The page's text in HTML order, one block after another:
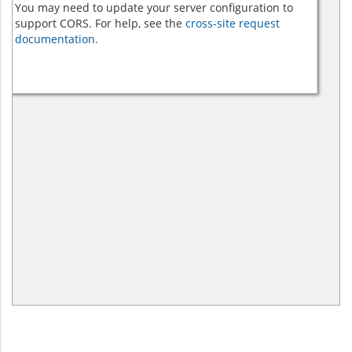
You may need to update your server configuration to
support CORS. For help, see the cross-site request
documentation.